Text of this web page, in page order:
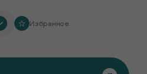
Избранное